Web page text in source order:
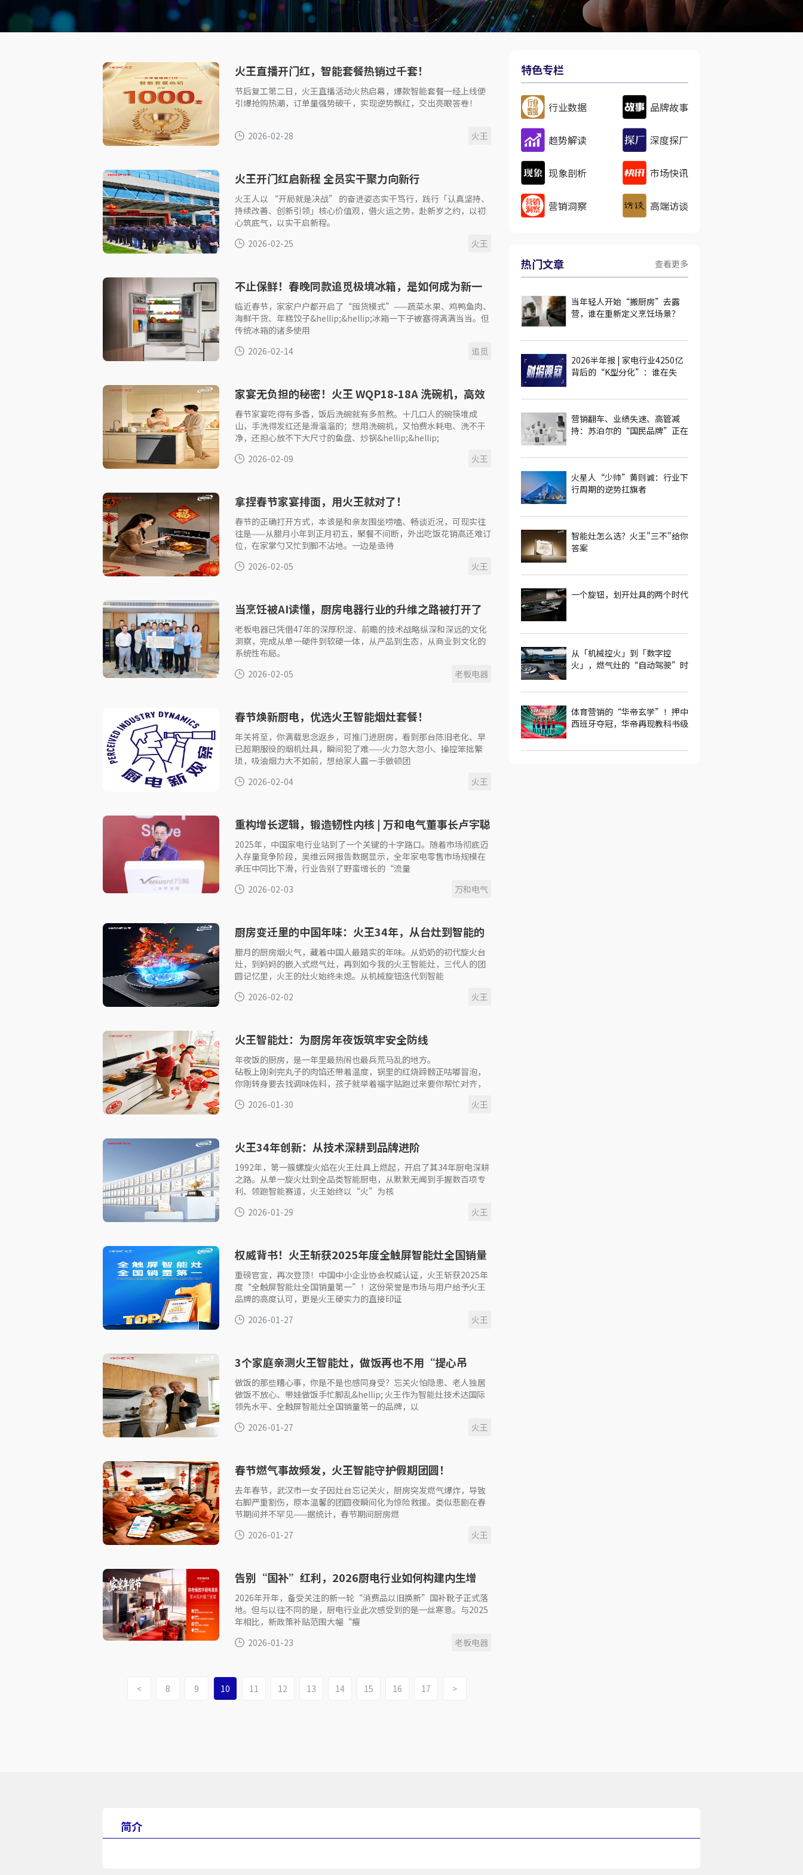
火王直播开门红，智能套餐热销过千套！
节后复工第二日，火王直播活动火热启幕，爆款智能套餐一经上线便
引爆抢购热潮，订单量强势破千，实现逆势飘红，交出亮眼答卷！
2026-02-28 火王
火王开门红启新程 全员实干聚力向新行
火王人以 “开局就是决战” 的奋进姿态实干笃行，践行「认真坚持、
持续改善、创新引领」核心价值观，借火运之势，赴新岁之约，以初
心筑底气，以实干启新程。
2026-02-25
火王
不止保鲜！春晚同款追觅极境冰箱，是如何成为新一
代家庭营养健康中心的？
临近春节，家家户户都开启了“囤货模式”——蔬菜水果、鸡鸭鱼肉、
海鲜干货、年糕饺子&hellip;&hellip;冰箱一下子被塞得满满当当。但
传统冰箱的诸多使用
2026-02-14
追觅
家宴无负担的秘密！火王 WQP18-18A 洗碗机，高效
洁净还省心
春节家宴吃得有多香，饭后洗碗就有多煎熬。十几口人的碗筷堆成
山，手洗得发红还是滑溜溜的；想用洗碗机，又怕费水耗电、洗不干
净，还担心放不下大尺寸的鱼盘、炒锅&hellip;&hellip;
2026-02-09
火王
拿捏春节家宴排面，用火王就对了！
春节的正确打开方式，本该是和亲友围坐唠嗑、畅谈近况，可现实往
往是——从腊月小年到正月初五，聚餐不间断，外出吃饭花销高还难订
位，在家掌勺又忙到脚不沾地。一边是亟待
2026-02-05
火王
当烹饪被AI读懂，厨房电器行业的升维之路被打开了
老板电器已凭借47年的深厚积淀、前瞻的技术战略纵深和深远的文化
洞察，完成从单一硬件到软硬一体，从产品到生态，从商业到文化的
系统性布局。
2026-02-05
老板电器
春节焕新厨电，优选火王智能烟灶套餐！
年关将至，你满载思念返乡，可推门进厨房，看到那台陈旧老化、早
已超期服役的烟机灶具，瞬间犯了难——火力忽大忽小、操控笨拙繁
琐，吸油烟力大不如前，想给家人露一手做顿团
2026-02-04
火王
重构增长逻辑，锻造韧性内核 | 万和电气董事长卢宇聪
2026年度演讲
2025年，中国家电行业站到了一个关键的十字路口。随着市场彻底迈
入存量竞争阶段，奥维云网报告数据显示，全年家电零售市场规模在
承压中同比下滑，行业告别了野蛮增长的“流量
2026-02-03
万和电气
厨房变迁里的中国年味：火王34年，从台灶到智能的
团圆传承
腊月的厨房烟火气，藏着中国人最踏实的年味。从奶奶的初代旋火台
灶，到妈妈的嵌入式燃气灶，再到如今我的火王智能灶，三代人的团
圆记忆里，火王的灶火始终未熄。从机械旋钮迭代到智能
2026-02-02
火王
火王智能灶：为厨房年夜饭筑牢安全防线
年夜饭的厨房，是一年里最热闹也最兵荒马乱的地方。
砧板上刚剁完丸子的肉馅还带着温度，锅里的红烧蹄髈正咕嘟冒泡，
你刚转身要去找调味佐料，孩子就举着福字贴跑过来要你帮忙对齐，
2026-01-30
火王
火王34年创新：从技术深耕到品牌进阶
1992年，第一簇螺旋火焰在火王灶具上燃起，开启了其34年厨电深耕
之路。从单一旋火灶到全品类智能厨电，从默默无闻到手握数百项专
利、领跑智能赛道，火王始终以“火”为核
2026-01-29
火王
权威背书！火王斩获2025年度全触屏智能灶全国销量
第一
重磅官宣，再次登顶！中国中小企业协会权威认证，火王斩获2025年
度“全触屏智能灶全国销量第一”！这份荣誉是市场与用户给予火王
品牌的高度认可，更是火王硬实力的直接印证
2026-01-27
火王
3个家庭亲测火王智能灶，做饭再也不用“提心吊
胆”！
做饭的那些糟心事，你是不是也感同身受？忘关火怕隐患、老人独居
做饭不放心、带娃做饭手忙脚乱&hellip; 火王作为智能灶技术达国际
领先水平、全触屏智能灶全国销量第一的品牌，以
2026-01-27
火王
春节燃气事故频发，火王智能守护假期团圆！
去年春节，武汉市一女子因灶台忘记关火，厨房突发燃气爆炸，导致
右脚严重割伤，原本温馨的团圆夜瞬间化为惊险救援。类似悲剧在春
节期间并不罕见——据统计，春节期间厨房燃
2026-01-27
火王
告别“国补”红利，2026厨电行业如何构建内生增
长？
2026年开年，备受关注的新一轮“消费品以旧换新”国补靴子正式落
地。但与以往不同的是，厨电行业此次感受到的是一丝寒意。与2025
年相比，新政策补贴范围大幅“瘦
2026-01-23
老板电器
< 8 9 10 11 12 13 14 15 16 17 >
特色专栏
行业数据 品牌故事
趋势解读 深度探厂
现象剖析 市场快讯
营销洞察 高端访谈
热门文章 查看更多
当年轻人开始“搬厨房”去露
营，谁在重新定义烹饪场景？
2026半年报 | 家电行业4250亿
背后的“K型分化”：谁在失
营销翻车、业绩失速、高管减
持：苏泊尔的“国民品牌”正在
火星人“少帅”黄则诚：行业下
行周期的逆势扛旗者
智能灶怎么选？火王"三不"给你
答案
一个旋钮，划开灶具的两个时代
从「机械控火」到「数字控
火」，燃气灶的“自动驾驶”时
体育营销的“华帝玄学”！押中
西班牙夺冠，华帝再现教科书级
简介